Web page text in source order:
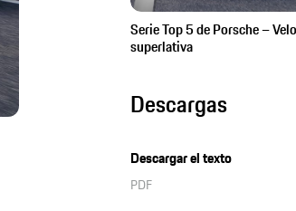
Serie Top 5 de Porsche –
superlativa
Descargas
Descargar el texto
PDF